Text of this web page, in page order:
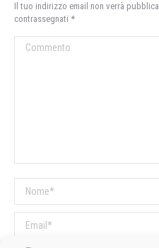
Il tuo indirizzo email non verrà
contrassegnati *
Commento
Nome *
Email *